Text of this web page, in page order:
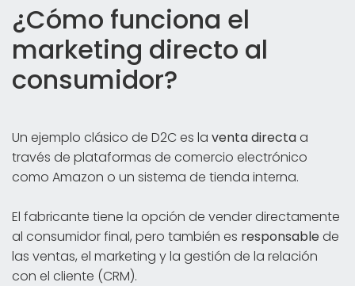
¿Cómo funciona el
marketing directo al
consumidor?
Un ejemplo clásico de D2C es la venta directaa
través de plataformas de comercio electrónico
como Amazon o un sistema de tienda interna.
El fabricante tiene la opción de vender directamente
al consumidor final, pero también es responsablede
las ventas, el marketing y la gestión de la relación
con el cliente (CRM).